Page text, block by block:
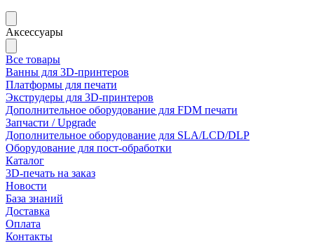
Аксессуары
Все товары
Ванны для 3D-принтеров
Платформы для печати
Экструдеры для 3D-принтеров
Дополнительное оборудование для FDM печати
Запчасти / Upgrade
Дополнительное оборудование для SLA/LCD/DLP
Оборудование для пост-обработки
Каталог
3D-печать на заказ
Новости
База знаний
Доставка
Оплата
Контакты